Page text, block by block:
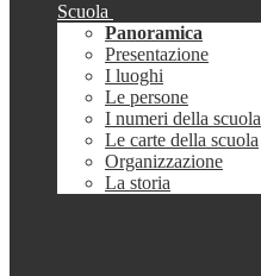
Scuola
Panoramica
Presentazione
I luoghi
Le persone
I numeri della scuola
Le carte della scuola
Organizzazione
La storia